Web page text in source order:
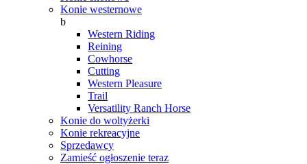
Konie westernowe
b
Western Riding
Reining
Cowhorse
Cutting
Western Pleasure
Trail
Versatility Ranch Horse
Konie do woltyżerki
Konie rekreacyjne
Sprzedawcy
Zamieść ogłoszenie teraz